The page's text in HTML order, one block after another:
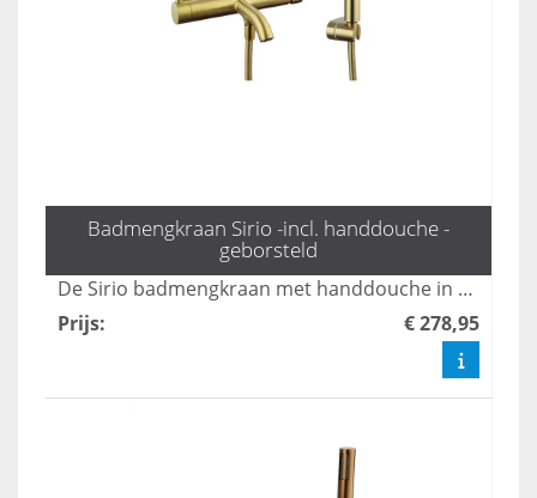
Badmengkraan Sirio -incl. handdouche -
geborsteld
De Sirio badmengkraan met handdouche in geborsteld goud biedt een elegante en moderne uitstraling voor uw badkamer. Deze hoogwaardige kraan combineert functionaliteit met stijl, waardoor het een ideale keuze is voor diegenen die luxe en gebruiksgemak waarderen. Met zijn duurzame afwerking is het een perfecte aanvulling op elk hedendaags interieur.
Prijs: € 278,95